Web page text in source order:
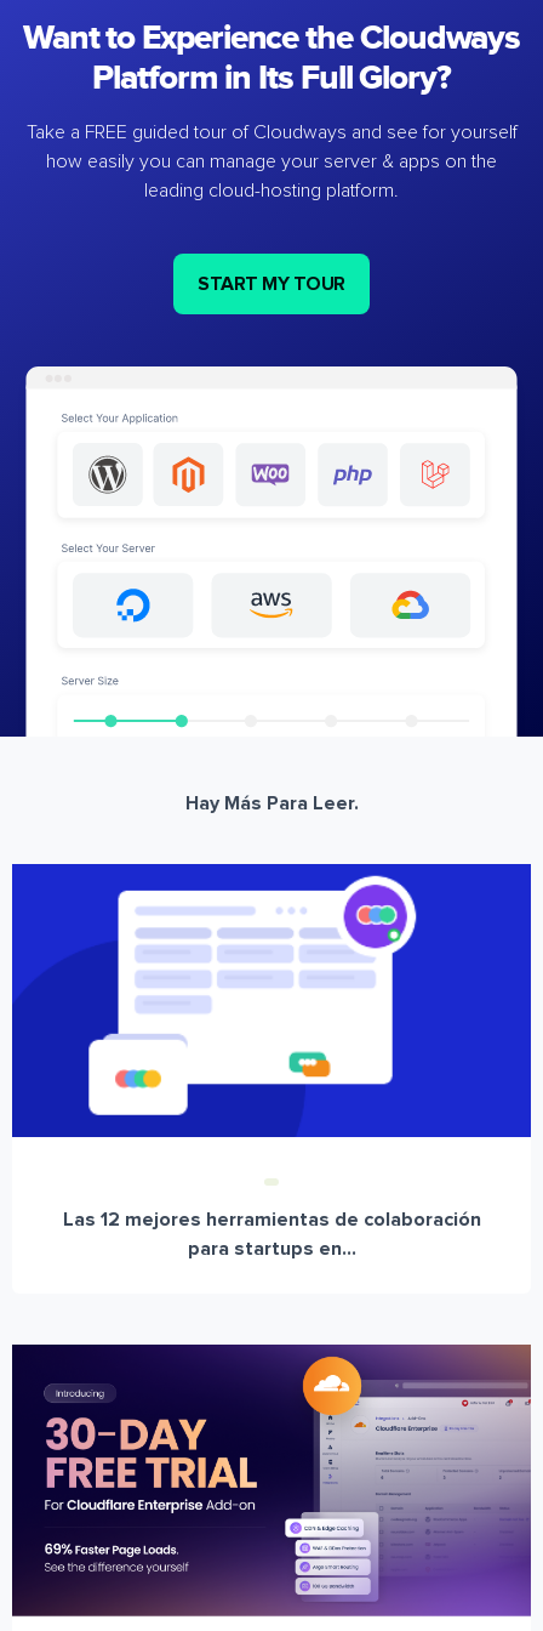
Want to Experience the Cloudways
Platform in Its Full Glory?
Take a FREE guided tour of Cloudways and see for yourself
how easily you can manage your server & apps on the
leading cloud-hosting platform.
START MY TOUR
Hay Más Para Leer.
Las 12 mejores herramientas de colaboración
para startups en...